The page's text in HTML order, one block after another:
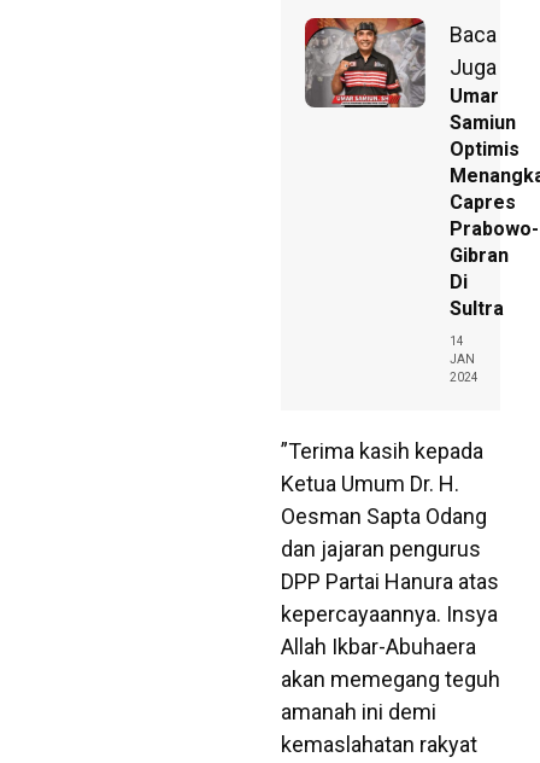
Baca
Juga
Umar
Samiun
Optimis
Capres
Prabowo-
Gibran
Di
Sultra
14
JAN
2024
”Terima kasih kepada
Ketua Umum Dr. H.
Oesman Sapta Odang
dan jajaran pengurus
DPP Partai Hanura atas
kepercayaannya. Insya
Allah Ikbar-Abuhaera
akan memegang teguh
amanah ini demi
kemaslahatan rakyat